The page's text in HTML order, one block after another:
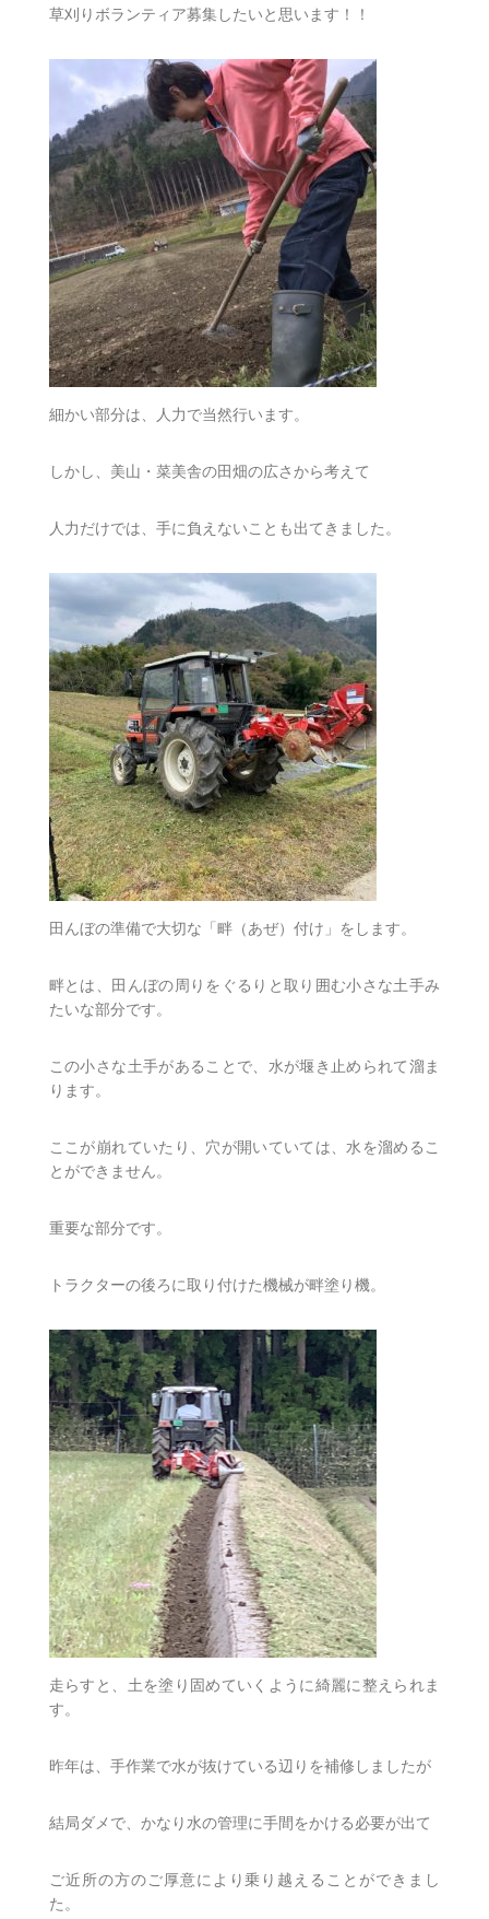
草刈りボランティア募集したいと思います！！
細かい部分は、人力で当然行います。
しかし、美山・菜美舎の田畑の広さから考えて
人力だけでは、手に負えないことも出てきました。
田んぼの準備で大切な「畔（あぜ）付け」をします。
畔とは、田んぼの周りをぐるりと取り囲む小さな土手み
たいな部分です。
この小さな土手があることで、水が堰き止められて溜ま
ります。
ここが崩れていたり、穴が開いていては、水を溜めるこ
とができません。
重要な部分です。
トラクターの後ろに取り付けた機械が畔塗り機。
走らすと、土を塗り固めていくように綺麗に整えられま
す。
昨年は、手作業で水が抜けている辺りを補修しましたが
結局ダメで、かなり水の管理に手間をかける必要が出て
ご近所の方のご厚意により乗り越えることができまし
た。